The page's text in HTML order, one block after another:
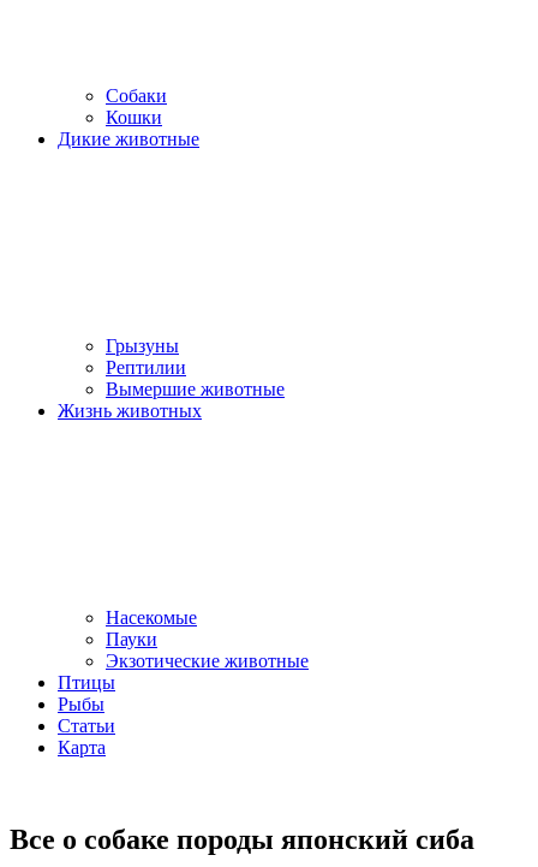
Собаки
Кошки
Дикие животные
Грызуны
Рептилии
Вымершие животные
Жизнь животных
Насекомые
Пауки
Экзотические животные
Птицы
Рыбы
Статьи
Карта
Все о собаке породы японский сиба